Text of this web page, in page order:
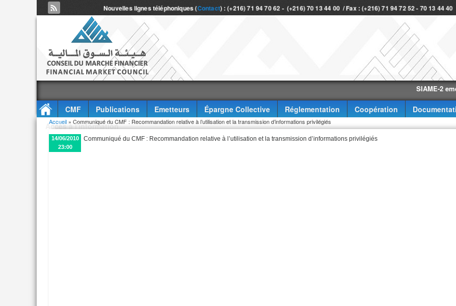
Nouvelles lignes téléphoniques (Contact) : (+216) 71 94 70 62 - (+216) 70 13 44 00 / Fax : (+216) 71 94 72 52 - 70 13 44 40
SIAME-2 eme
CMF Publications Emetteurs Épargne Collective Réglementation Coopération
Accès à l'information
Vous êtes ici
Accueil » Communiqué du CMF : Recommandation relative à l’utilisation et la transmission d’informations privilégiés
14/06/2010
23:00
Communiqué du CMF : Recommandation relative à l’utilisation et la transmission d’informations privilégiés